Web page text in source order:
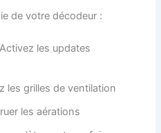
de votre décodeur :
les updates
les grilles de ventilation
les aérations